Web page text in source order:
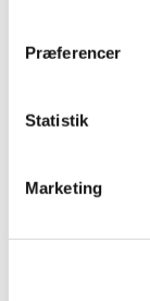
Præferencer
Statistik
Marketing